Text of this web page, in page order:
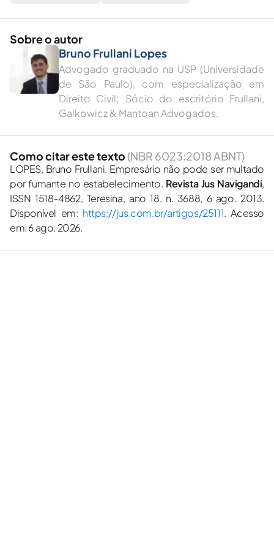
Sobre o autor
Bruno Frullani Lopes
Advogado graduado na USP (Universidade
de São Paulo), com especialização em
Direito Civil; Sócio do escritório Frullani,
Galkowicz & Mantoan Advogados.
Como citar este texto (NBR 6023:2018 ABNT)
LOPES, Bruno Frullani. Empresário não pode ser multado
por fumante no estabelecimento. Revista Jus Navigandi,
ISSN 1518-4862, Teresina, ano 18, n. 3688, 6 ago. 2013.
Disponível em: https://jus.com.br/artigos/25111. Acesso
em: 6 ago. 2026.